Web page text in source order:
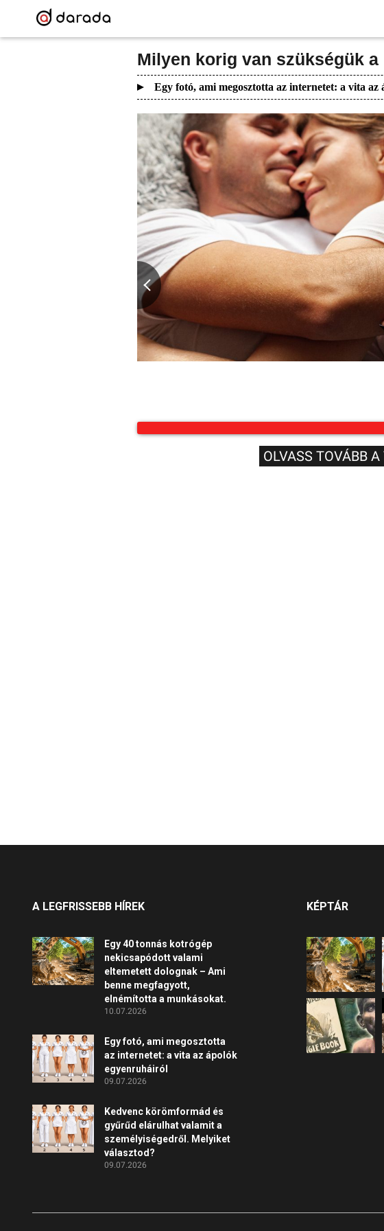
Milyen korig van szükségük
Egy fotó, ami megosztotta az internetet: a vita
OLVASS TOVÁBB
A LEGFRISSEBB HÍREK
Egy 40 tonnás kotrógép
nekicsapódott valami
eltemetett dolognak – Ami
benne megfagyott,
elnémította a munkásokat.
10.07.2026
Egy fotó, ami megosztotta
az internetet: a vita az ápolók
egyenruháiról
09.07.2026
Kedvenc körömformád és
gyűrűd elárulhat valamit a
személyiségedről. Melyiket
választod?
09.07.2026
KÉPTÁR